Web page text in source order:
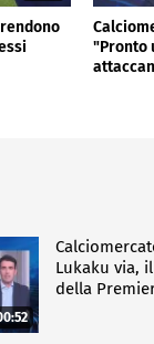
"Pronto
Lukaku via,
della